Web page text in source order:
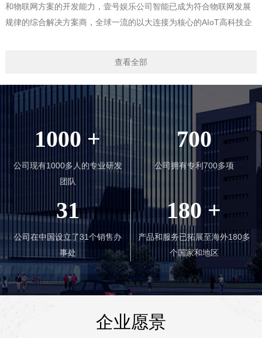
和物联网方案的开发能力，壹号娱乐公司智能已成为符合物联网发展
规律的综合解决方案商，全球一流的以大连接为核心的AIoT高科技企
务体系，为电信运营商和消费电子、车载、金融、医疗健康、农业/环
境、能源、交通、工业制造等行业客户提供具有智能、安全可信赖的
物联网产品及解决方案，推动产业持续良性发展。
壹号娱乐公司智能将坚持以客户为中心，合作共赢，创新产业发
展模式，持续为客户创造价值。同时壹号娱乐公司智能高度重视企业
社会责任，积极履行企业公民职责，恪守商业规范，推动我们的客户
以及我们自身的可持续发展。
查看全部
1000 +
公司现有1000多人的专业研发
团队
700
公司拥有专利700多项
31
公司在中国设立了31个销售办
事处
180+
产品和服务已拓展至海外180多
个国家和地区
企业愿景